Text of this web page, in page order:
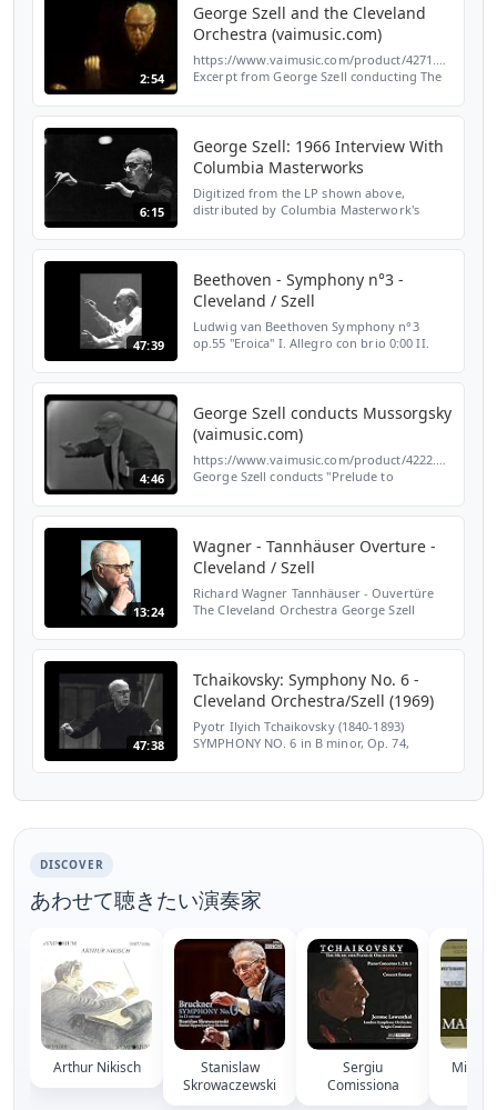
2:54
George Szell and the Cleveland
Orchestra (vaimusic.com)
https://www.vaimusic.com/product/4271.html
Excerpt from George Szell conducting The
6:15
George Szell: 1966 Interview With
Columbia Masterworks
Digitized from the LP shown above,
distributed by Columbia Masterwork's
47:39
Beethoven - Symphony n°3 -
Cleveland / Szell
Ludwig van Beethoven Symphony n°3
op.55 "Eroica" I. Allegro con brio 0:00 II.
4:46
George Szell conducts Mussorgsky
(vaimusic.com)
https://www.vaimusic.com/product/4222.html
George Szell conducts "Prelude to
13:24
Wagner - Tannhäuser Overture -
Cleveland / Szell
Richard Wagner Tannhäuser - Ouvertüre
The Cleveland Orchestra George Szell
47:38
Tchaikovsky: Symphony No. 6 -
Cleveland Orchestra/Szell (1969)
Pyotr Ilyich Tchaikovsky (1840-1893)
SYMPHONY NO. 6 in B minor, Op. 74,
DISCOVER
あわせて聴きたい演奏家
Arthur Nikisch
Stanislaw
Skrowaczewski
Sergiu
Comissiona